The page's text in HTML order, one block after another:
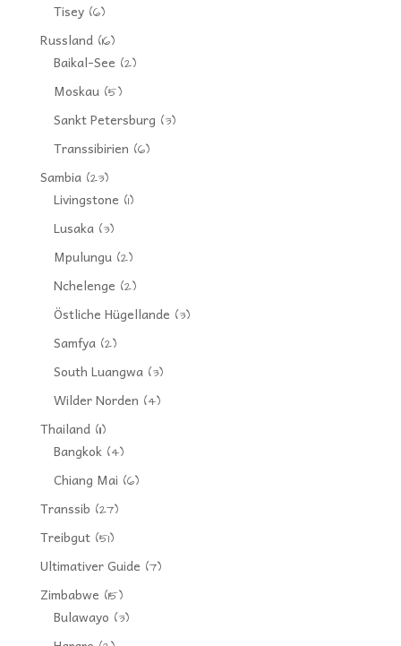
Tisey(6)
Russland(16)
Baikal-See (2)
Moskau(5)
Sankt Petersburg (3)
Transsibirien (6)
Sambia(23)
Livingstone (1)
Lusaka(3)
Mpulungu(2)
Nchelenge (2)
Östliche Hügellande (3)
Samfya(2)
South Luangwa(3)
Wilder Norden (4)
Thailand(11)
Bangkok(4)
Chiang Mai (6)
Transsib (27)
Treibgut(51)
Ultimativer Guide (7)
Zimbabwe (15)
Bulawayo (3)